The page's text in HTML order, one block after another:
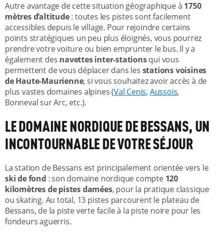
Autre avantage de cette situation géographique à 1750
mètres d’altitude: toutes les pistes sont facilement
accessibles depuis le village. Pour rejoindre certains
points stratégiques un peu plus éloignés, vous pourrez
prendre votre voiture ou bien emprunter le bus. Il y a
également des navettes inter-stationsqui vous
permettent de vous déplacer dans les stations voisines
de Haute-Maurienne, si vous souhaitez avoir accès à de
plus vastes domaines alpines (Val Cenis, Aussois,
Bonneval sur Arc, etc.).
LE DOMAINE NORDIQUE DE BESSANS, UN
INCONTOURNABLE DE VOTRE SÉJOUR
La station de Bessans est principalement orientée vers le
ski de fond : son domaine nordique compte 120
kilomètres de pistes damées, pour la pratique classique
ou skating. Au total, 13 pistes parcourent le plateau de
Bessans, de la piste verte facile à la piste noire pour les
fondeurs aguerris.